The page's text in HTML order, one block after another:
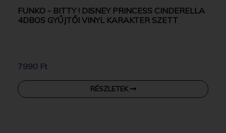
FUNKO - BITTY ! DISNEY PRINCESS CINDERELLA
4DBOS GYŰJTŐI VINYL KARAKTER SZETT
7990 Ft
RÉSZLETEK